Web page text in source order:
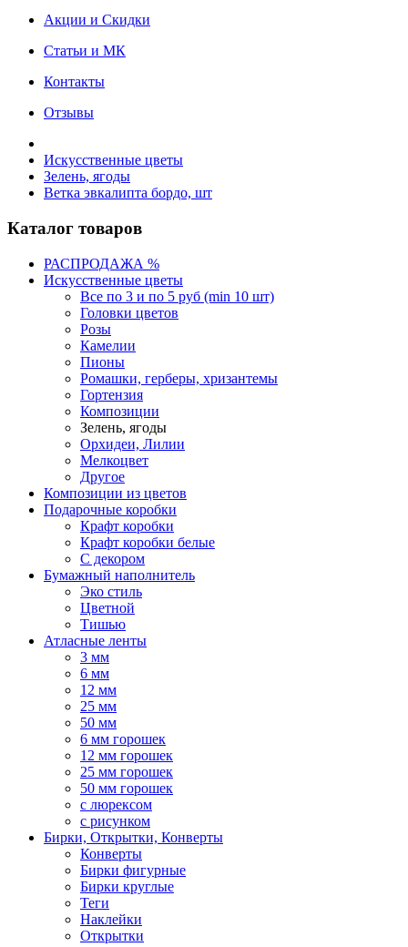
Акции и Скидки
Статьи и МК
Контакты
Отзывы
Искусственные цветы
Зелень, ягоды
Ветка эвкалипта бордо, шт
Каталог товаров
РАСПРОДАЖА %
Искусственные цветы
Все по 3 и по 5 руб (min 10 шт)
Головки цветов
Розы
Камелии
Пионы
Ромашки, герберы, хризантемы
Гортензия
Композиции
Зелень, ягоды
Орхидеи, Лилии
Мелкоцвет
Другое
Композиции из цветов
Подарочные коробки
Крафт коробки
Крафт коробки белые
С декором
Бумажный наполнитель
Эко стиль
Цветной
Тишью
Атласные ленты
3 мм
6 мм
12 мм
25 мм
50 мм
6 мм горошек
12 мм горошек
25 мм горошек
50 мм горошек
с люрексом
с рисунком
Бирки, Oткрытки, Конверты
Конверты
Бирки фигурные
Бирки круглые
Теги
Наклейки
Открытки